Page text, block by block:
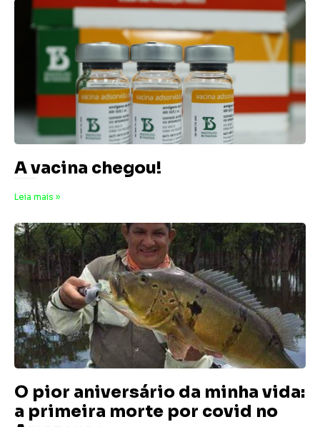
A vacina chegou!
Leia mais »
O pior aniversário da minha vida:
a primeira morte por covid no